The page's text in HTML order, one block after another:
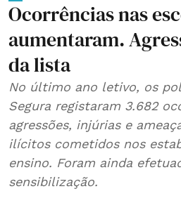
Ocorrências nas
aumentaram.
da lista
No último ano letivo, os
Segura registaram 3.682
agressões, injúrias e
ilícitos cometidos nos
ensino. Foram ainda
sensibilização.